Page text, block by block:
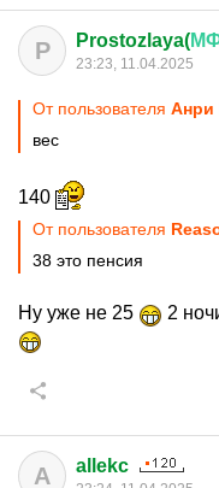
P Prostozlaya(
23:23, 11.04.2025
От пользователя
вес
140
От пользователя
38 это пенсия
Ну уже не 25 2
A allekc